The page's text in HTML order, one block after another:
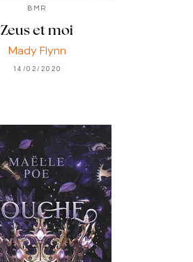
BMR
Zeus et moi
Mady Flynn
14/02/2020